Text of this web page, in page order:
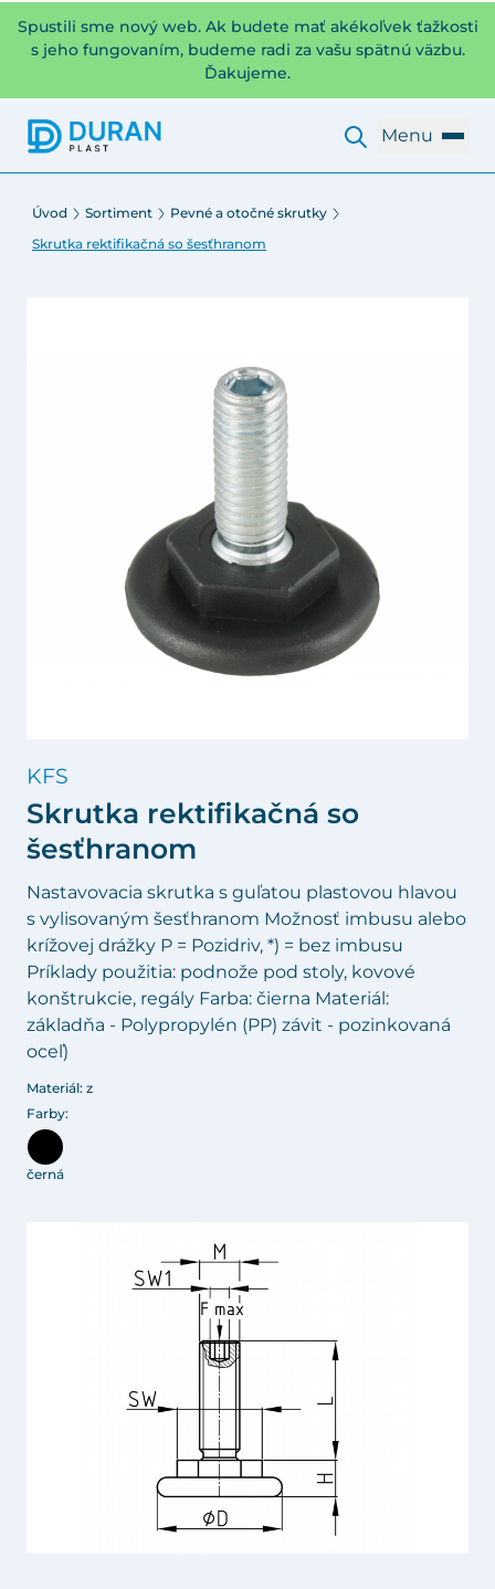
Spustili sme nový web. Ak budete mať akékoľvek ťažkosti
s jeho fungovaním, budeme radi za vašu spätnú väzbu.
Ďakujeme.
Menu
Úvod Sortiment
Pevné a otočné skrutky
Skrutka rektifikačná so šesťhranom
KFS
Skrutka rektifikačná so
šesťhranom
Nastavovacia skrutka s guľatou plastovou hlavou
s vylisovaným šesťhranom Možnosť imbusu alebo
krížovej drážky P = Pozidriv, *) = bez imbusu
Príklady použitia: podnože pod stoly, kovové
konštrukcie, regály Farba: čierna Materiál:
základňa - Polypropylén (PP) závit - pozinkovaná
oceľ)
Materiál: z
Farby:
černá